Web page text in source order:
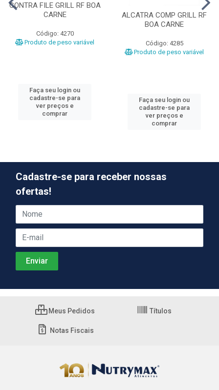
CONTRA FILE GRILL RF BOA
CARNE
Código: 4270
Produto de peso variável
Faça seu login ou
cadastre-se para
ver preços e
comprar
ALCATRA COMP GRILL RF
BOA CARNE
Código: 4285
Produto de peso variável
Faça seu login ou
cadastre-se para
ver preços e
comprar
Cadastre-se para receber nossas
ofertas!
Meus Pedidos Títulos
Notas Fiscais